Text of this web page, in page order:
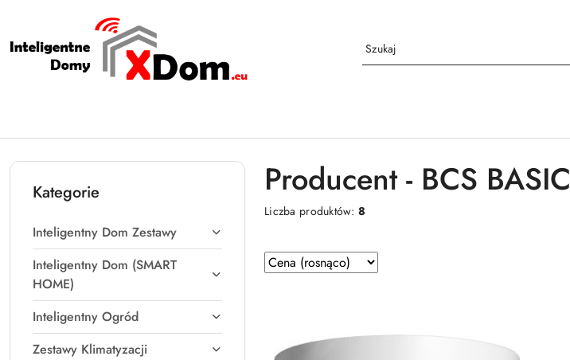
Przejdź do treści głównej
Przejdź do wyszukiwarki
Przejdź do moje konto
Przejdź do menu głównego
Przejdź do stopki
Kategorie
Inteligentny Dom Zestawy
Inteligentny Dom (SMART
HOME)
Inteligentny Ogród
Zestawy Klimatyzacji
Producent - BCS BASIC
Liczba produktów:8
Zastosowano
sortowanie:
Sortuj
według